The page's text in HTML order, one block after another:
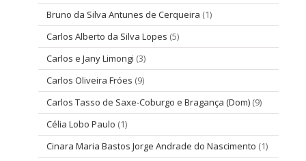
Bruno da Silva Antunes de Cerqueira (1)
Carlos Alberto da Silva Lopes (5)
Carlos e Jany Limongi (3)
Carlos Oliveira Fróes (9)
Carlos Tasso de Saxe-Coburgo e Bragança (Dom) (9)
Célia Lobo Paulo (1)
Cinara Maria Bastos Jorge Andrade do Nascimento (1)